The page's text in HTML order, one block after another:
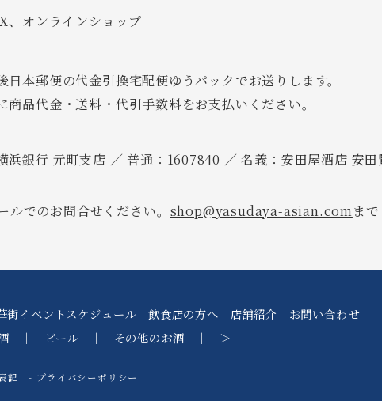
、オンラインショップ
日本郵便の代金引換宅配便ゆうパックでお送りします。
商品代金・送料・代引手数料をお支払いください。
浜銀行 元町支店 ／ 普通：1607840 ／ 名義：安田屋酒店 安田
でのお問合せください。 shop@yasudaya-asian.comま
街イベントスケジュール 飲食店の方へ 店舗紹介
お問い合わせ
｜ ビール ｜ その他のお酒 ｜ ＞
記 プライバシーポリシー